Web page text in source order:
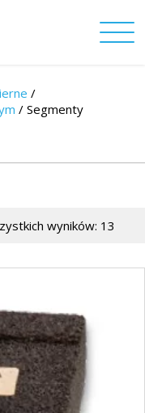
/
/ Segmenty
wyników: 13